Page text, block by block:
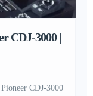
CDJ-3000 |
CDJ-3000